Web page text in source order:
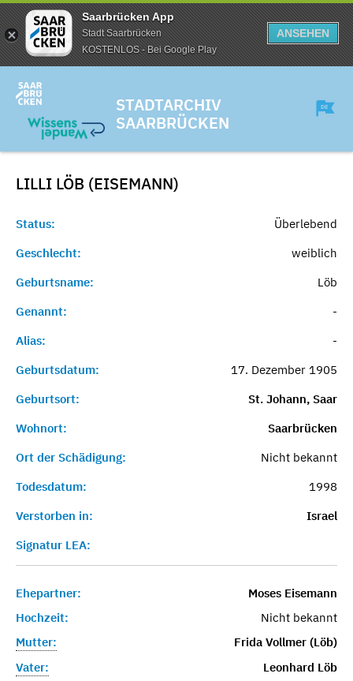
Saarbrücken App
Stadt Saarbrücken
KOSTENLOS - Bei Google Play
ANSEHEN
STADTARCHIV
SAARBRÜCKEN
LILLI LÖB (EISEMANN)
Status:
Überlebend
Geschlecht:
weiblich
Geburtsname:
Löb
Genannt:
-
Alias:
-
Geburtsdatum:
17. Dezember 1905
Geburtsort:
St. Johann, Saar
Wohnort:
Saarbrücken
Ort der Schädigung:
Nicht bekannt
Todesdatum:
1998
Verstorben in:
Israel
Signatur LEA:
Ehepartner:
Moses Eisemann
Hochzeit:
Nicht bekannt
Mutter:
Frida Vollmer (Löb)
Vater:
Leonhard Löb